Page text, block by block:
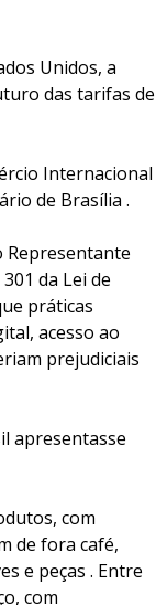
Unidos, a
das tarifas de
Internacional
de Brasília .
da Lei de
práticas
acesso ao
prejudiciais
apresentasse
com
de fora café,
e peças . Entre
com